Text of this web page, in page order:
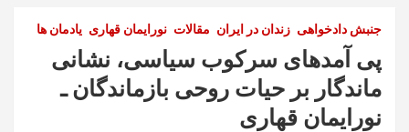
جنبش دادخواهی زندان در ایران مقالات نورایمان قهاری یادمان ها
پی آمدهای سرکوب سیاسی، نشانی
ماندگار بر حیات روحی بازماندگان ـ
نورایمان قهاری